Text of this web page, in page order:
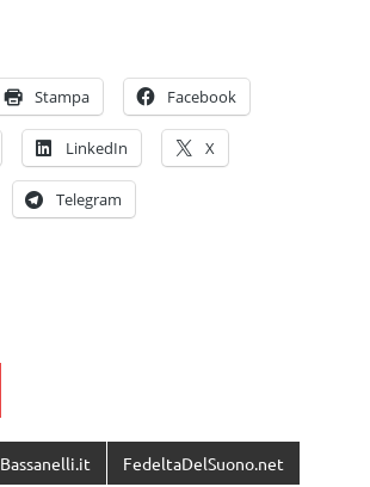
Stampa Facebook
LinkedIn X
Telegram
Bassanelli.it FedeltaDelSuono.net